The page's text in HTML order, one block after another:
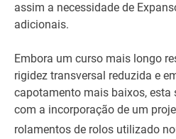
assim a necessidade de
adicionais.
Embora um curso mais longo
rigidez transversal reduzida e
capotamento mais baixos,
com a incorporação de um
rolamentos de rolos utilizado